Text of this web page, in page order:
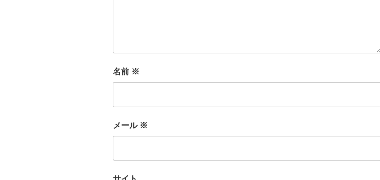
名前 ※
メール ※